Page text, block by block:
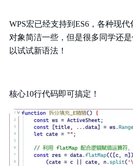
WPS宏已经支持到ES6，各种现
对象简洁一些，但是很多同学还
以试试新语法！
核心10行代码即可搞定！